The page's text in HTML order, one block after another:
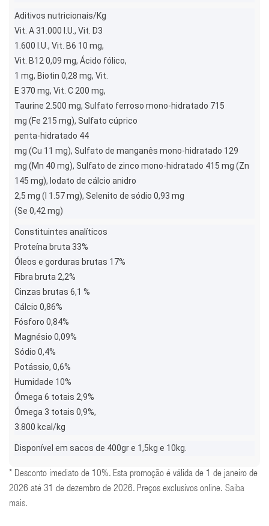
Aditivos nutricionais/Kg
Vit. A 31.000 I.U., Vit. D3
1.600 I.U., Vit. B6 10 mg,
Vit. B12 0,09 mg, Ácido fólico,
1 mg, Biotin 0,28 mg, Vit.
E 370 mg, Vit. C 200 mg,
Taurine 2.500 mg, Sulfato ferroso mono-hidratado 715
mg (Fe 215 mg), Sulfato cúprico
penta-hidratado 44
mg (Cu 11 mg), Sulfato de manganês mono-hidratado 129
mg (Mn 40 mg), Sulfato de zinco mono-hidratado 415 mg (Zn
145 mg), Iodato de cálcio anidro
2,5 mg (I 1.57 mg), Selenito de sódio 0,93 mg
(Se 0,42 mg)
Constituintes analíticos
Proteína bruta 33%
Óleos e gorduras brutas 17%
Fibra bruta 2,2%
Cinzas brutas 6,1 %
Cálcio 0,86%
Fósforo 0,84%
Magnésio 0,09%
Sódio 0,4%
Potássio, 0,6%
Humidade 10%
Ómega 6 totais 2,9%
Ómega 3 totais 0,9%,
3.800 kcal/kg
Disponível em sacos de 400gr e 1,5kg e 10kg.
* Desconto imediato de 10%. Esta promoção é válida de 1 de janeiro de
2026 até 31 de dezembro de 2026. Preços exclusivos online. Saiba
mais.